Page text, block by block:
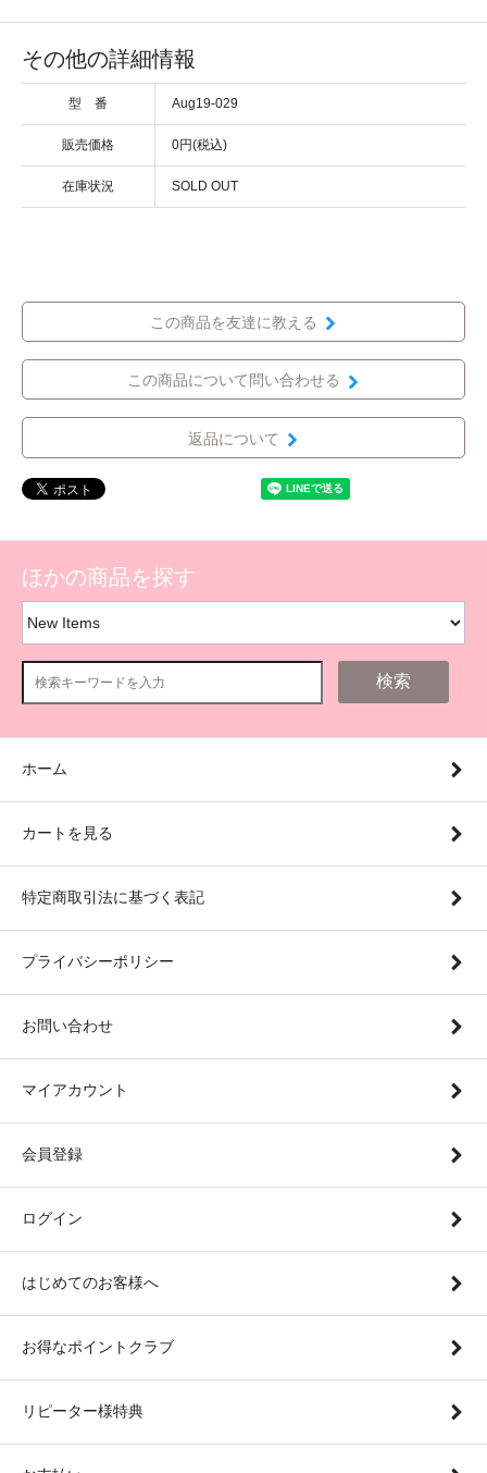
その他の詳細情報
型 番 Aug19-029
販売価格 0円(税込)
在庫状況 SOLD OUT
この商品を友達に教える
この商品について問い合わせる
返品について
ほかの商品を探す
検索
ホーム
カートを見る
特定商取引法に基づく表記
プライバシーポリシー
お問い合わせ
マイアカウント
会員登録
ログイン
はじめてのお客様へ
お得なポイントクラブ
リピーター様特典